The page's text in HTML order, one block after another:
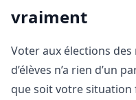
vraiment
Voter aux élections
d’élèves n’a rien d’un
que soit votre situation